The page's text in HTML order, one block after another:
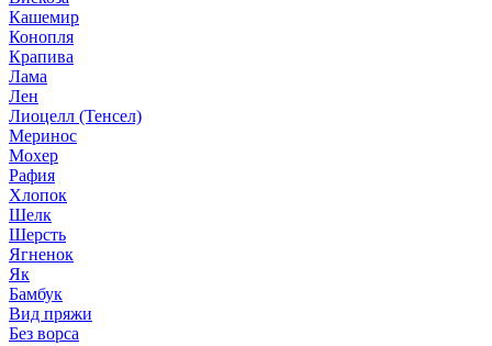
Кашемир
Конопля
Крапива
Лама
Лен
Лиоцелл (Тенсел)
Меринос
Мохер
Рафия
Хлопок
Шелк
Шерсть
Ягненок
Як
Бамбук
Вид пряжи
Без ворса